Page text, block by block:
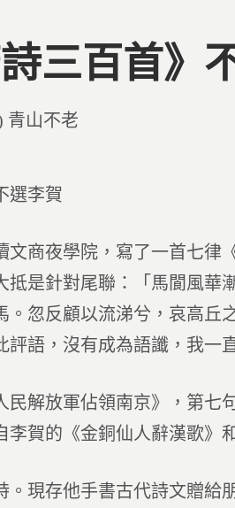
三百首》
青山不老
選李賀
文商夜學院，寫了一首七律
抵是針對尾聯：「馬閬風華
。忽反顧以流涕兮，哀高丘
評語，沒有成為語讖，我一
民解放軍佔領南京》，第七
李賀的《金銅仙人辭漢歌》
。現存他手書古代詩文贈給